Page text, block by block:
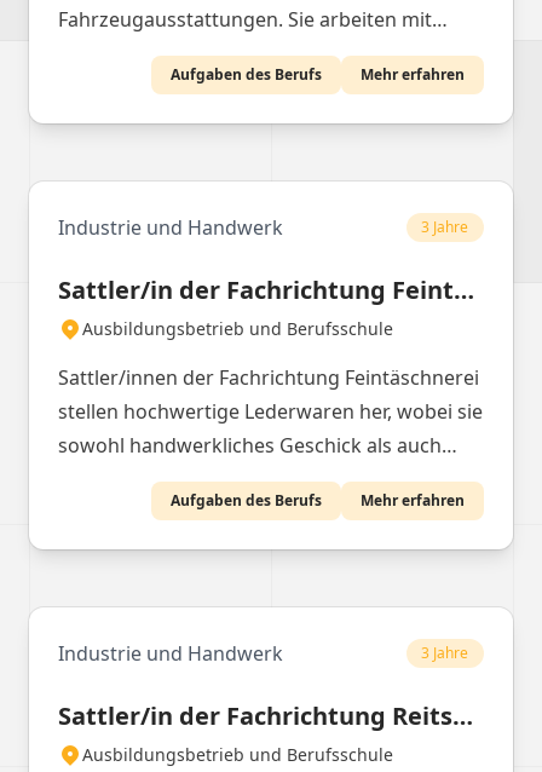
Fahrzeugausstattungen. Sie arbeiten mit
verschiedenen Materialien und Techniken, um
maßgeschneiderte Lösungen für Fahrzeuge
zu bieten.
Aufgaben des Berufs Mehr erfahren
Industrie und Handwerk 3 Jahre
Sattler/in der Fachrichtung Feintäschnerei
Ausbildungsbetrieb und Berufsschule
Sattler/innen der Fachrichtung Feintäschnerei
stellen hochwertige Lederwaren her, wobei sie
sowohl handwerkliches Geschick als auch
Kreativität einsetzen.
Aufgaben des Berufs Mehr erfahren
Industrie und Handwerk 3 Jahre
Sattler/in der Fachrichtung Reitsportsattlerei
Ausbildungsbetrieb und Berufsschule